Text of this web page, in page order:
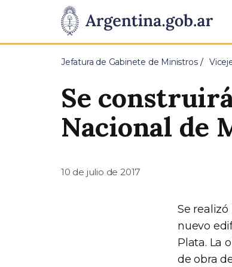
Presidencia
de
Pasar al contenido principal
Jefatura de Gabinete de Ministros
Se
Nacional de
10 de julio de 2017
Se
nuevo
Plata. La
de obra